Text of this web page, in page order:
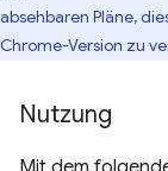
absehbaren Pläne,
Chrome-Version zu
Nutzung